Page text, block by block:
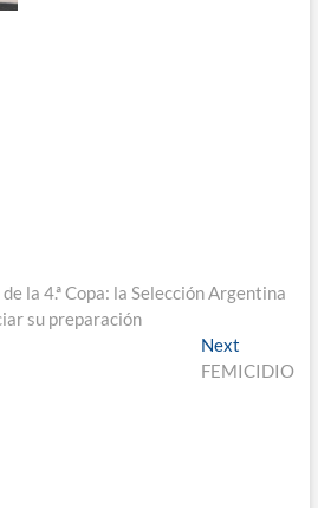
la 4.ª Copa: la Selección Argentina
su preparación
Next
post:
FEMICIDIO